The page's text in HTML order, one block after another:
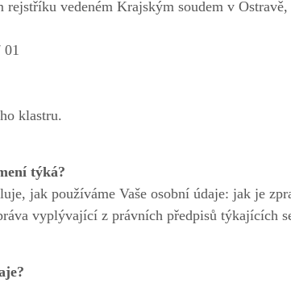
rejstříku vedeném Krajským soudem v
01
klastru.
týká?
jak používáme Vaše osobní údaje: jak je
vyplývající z právních předpisů týkajících